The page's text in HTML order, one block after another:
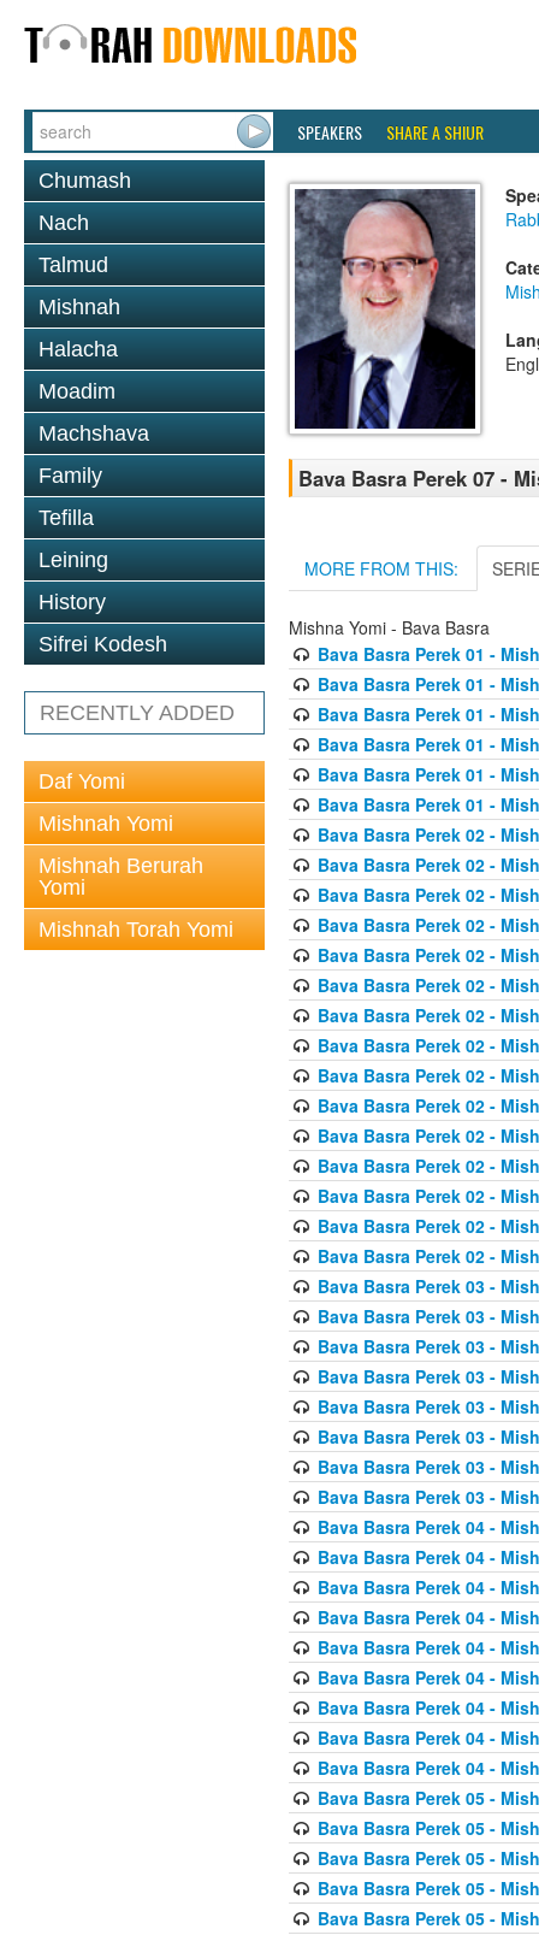
SPEAKERS SHARE A SHIUR
Chumash
Nach
Talmud
Mishnah
Halacha
Moadim
Machshava
Family
Tefilla
Leining
History
Sifrei Kodesh
RECENTLY ADDED
Daf Yomi
Mishnah Yomi
Mishnah Berurah
Yomi
Mishnah Torah Yomi
Bava Basra Perek 07 -
MORE FROM THIS:
Mishna Yomi - Bava Basra
Bava Basra Perek 01 -
Bava Basra Perek 01 -
Bava Basra Perek 01 -
Bava Basra Perek 01 -
Bava Basra Perek 01 -
Bava Basra Perek 01 -
Bava Basra Perek 02 -
Bava Basra Perek 02 -
Bava Basra Perek 02 -
Bava Basra Perek 02 -
Bava Basra Perek 02 -
Bava Basra Perek 02 -
Bava Basra Perek 02 -
Bava Basra Perek 02 -
Bava Basra Perek 02 -
Bava Basra Perek 02 -
Bava Basra Perek 02 -
Bava Basra Perek 02 -
Bava Basra Perek 02 -
Bava Basra Perek 02 -
Bava Basra Perek 02 -
Bava Basra Perek 03 -
Bava Basra Perek 03 -
Bava Basra Perek 03 -
Bava Basra Perek 03 -
Bava Basra Perek 03 -
Bava Basra Perek 03 -
Bava Basra Perek 03 -
Bava Basra Perek 03 -
Bava Basra Perek 04 -
Bava Basra Perek 04 -
Bava Basra Perek 04 -
Bava Basra Perek 04 -
Bava Basra Perek 04 -
Bava Basra Perek 04 -
Bava Basra Perek 04 -
Bava Basra Perek 04 -
Bava Basra Perek 04 -
Bava Basra Perek 05 -
Bava Basra Perek 05 -
Bava Basra Perek 05 -
Bava Basra Perek 05 -
Bava Basra Perek 05 -